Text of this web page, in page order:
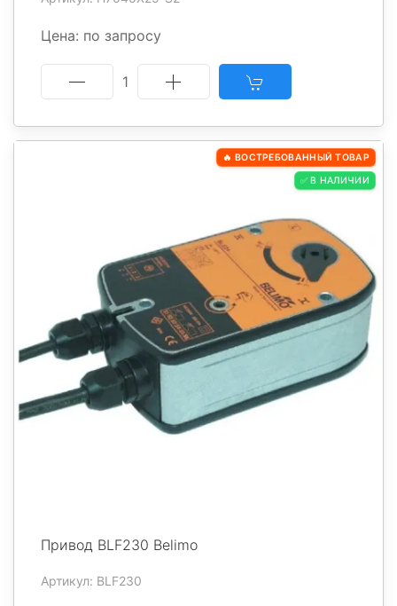
Цена: по запросу
1
🔥 ВОСТРЕБОВАННЫЙ ТОВАР
✅ В НАЛИЧИИ
Привод BLF230 Belimo
Артикул: BLF230